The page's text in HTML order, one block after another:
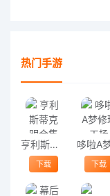
热门手游
亨利斯蒂克明合集
下载 下载